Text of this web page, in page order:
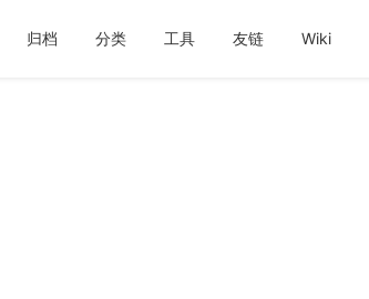
归档 分类 工具 友链 Wiki